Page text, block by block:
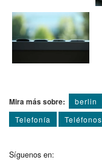
Mira más sobre: berlin
Telefoní­a
Teléfonos
Síguenos en: